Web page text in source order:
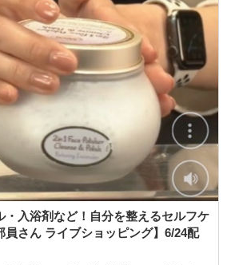
・入浴剤など！自分を整えるセルフケ
員さん ライブショッピング】6/24配